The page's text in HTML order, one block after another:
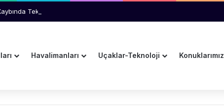
Teknik Arıza İhtimali İnceleniyor
Havalimanları Uçaklar-Teknoloji Konuklarımız